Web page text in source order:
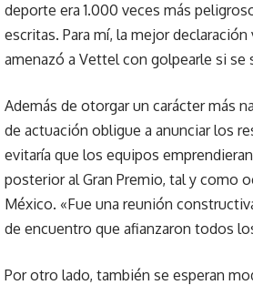
deporte era 1.000 veces más
escritas. Para mí, la mejor
amenazó a Vettel con golpearle si
Además de otorgar un carácter más
de actuación obligue a anunciar los
evitaría que los equipos
posterior al Gran Premio, tal y como
México. «Fue una reunión
de encuentro que afianzaron todos
Por otro lado, también se esperan